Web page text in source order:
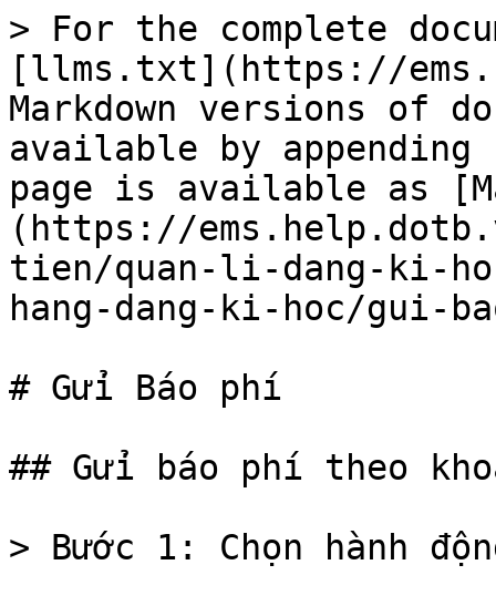
> For the complete
[llms.txt](https://
Markdown versions of
available by
page is available as
(https://
tien/quan-li-dang-ki-
hang-dang-ki-hoc/gui-
# Gửi Báo phí
## Gửi báo phí theo
> Bước 1: Chọn hành